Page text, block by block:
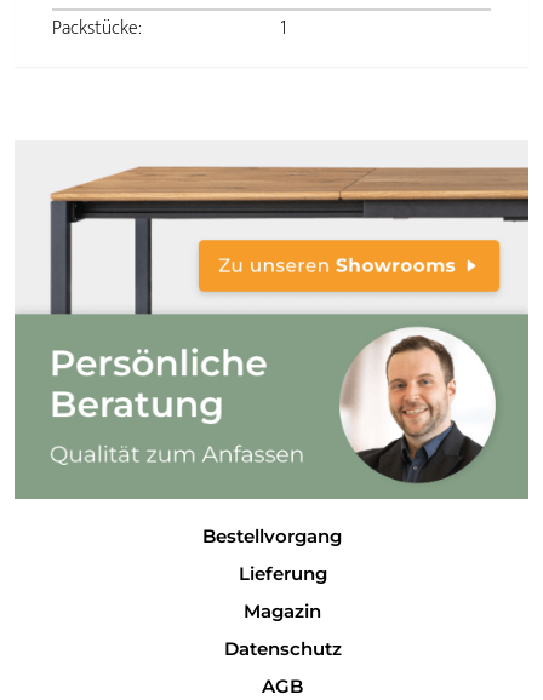
Packstücke:
1
Bestellvorgang
Lieferung
Magazin
Datenschutz
AGB